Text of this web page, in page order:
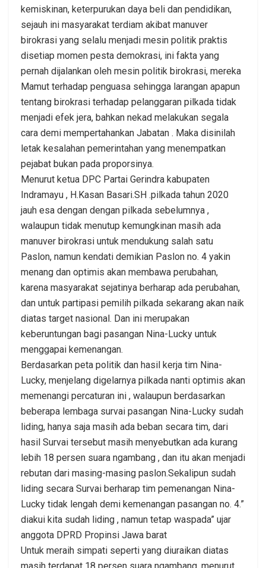
kemiskinan, keterpurukan daya beli dan pendidikan,
sejauh ini masyarakat terdiam akibat manuver
birokrasi yang selalu menjadi mesin politik praktis
disetiap momen pesta demokrasi, ini fakta yang
pernah dijalankan oleh mesin politik birokrasi, mereka
Mamut terhadap penguasa sehingga larangan apapun
tentang birokrasi terhadap pelanggaran pilkada tidak
menjadi efek jera, bahkan nekad melakukan segala
cara demi mempertahankan Jabatan . Maka disinilah
letak kesalahan pemerintahan yang menempatkan
pejabat bukan pada proporsinya.
Menurut ketua DPC Partai Gerindra kabupaten
Indramayu , H.Kasan Basari.SH .pilkada tahun 2020
jauh esa dengan dengan pilkada sebelumnya ,
walaupun tidak menutup kemungkinan masih ada
manuver birokrasi untuk mendukung salah satu
Paslon, namun kendati demikian Paslon no. 4 yakin
menang dan optimis akan membawa perubahan,
karena masyarakat sejatinya berharap ada perubahan,
dan untuk partipasi pemilih pilkada sekarang akan naik
diatas target nasional. Dan ini merupakan
keberuntungan bagi pasangan Nina-Lucky untuk
menggapai kemenangan.
Berdasarkan peta politik dan hasil kerja tim Nina-
Lucky, menjelang digelarnya pilkada nanti optimis akan
memenangi percaturan ini , walaupun berdasarkan
beberapa lembaga survai pasangan Nina-Lucky sudah
liding, hanya saja masih ada beban secara tim, dari
hasil Survai tersebut masih menyebutkan ada kurang
lebih 18 persen suara ngambang , dan itu akan menjadi
rebutan dari masing-masing paslon.Sekalipun sudah
liding secara Survai berharap tim pemenangan Nina-
Lucky tidak lengah demi kemenangan pasangan no. 4.”
diakui kita sudah liding , namun tetap waspada” ujar
anggota DPRD Propinsi Jawa barat
Untuk meraih simpati seperti yang diuraikan diatas